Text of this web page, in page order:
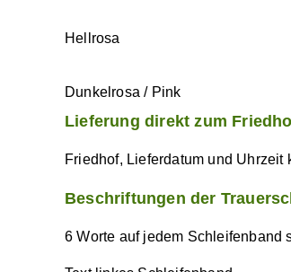
Hellrosa
Dunkelrosa / Pink
Lieferung direkt zum
Friedhof, Lieferdatum und
Beschriftungen der
6 Worte auf jedem Schleifenband